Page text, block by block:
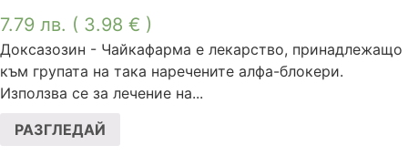
7.79 лв. ( 3.98 € )
Доксазозин - Чайкафарма е лекарство, принадлежащо
към групата на така наречените алфа-блокери.
Използва се за лечение на...
РАЗГЛЕДАЙ